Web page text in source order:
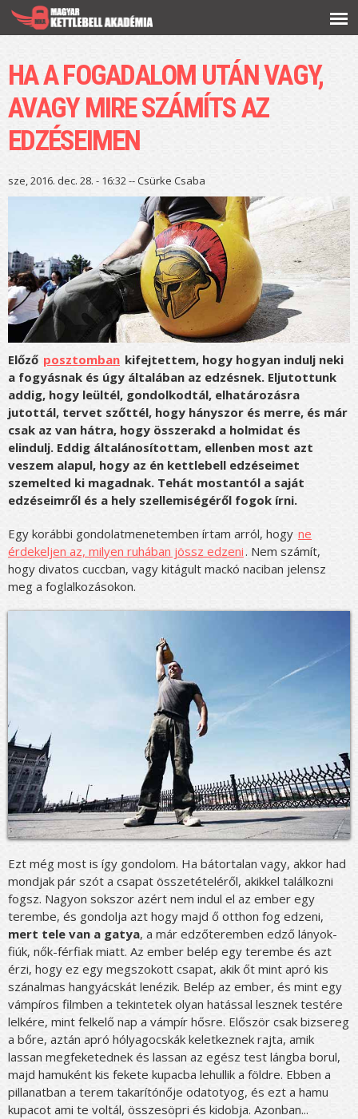
tartalomra
HA A FOGADALOM UTÁN VAGY,
AVAGY MIRE SZÁMÍTS AZ
EDZÉSEIMEN
sze, 2016. dec. 28. - 16:32 -- Csürke Csaba
Előző posztomban kifejtettem, hogy hogyan indulj neki
a fogyásnak és úgy általában az edzésnek. Eljutottunk
addig, hogy leültél, gondolkodtál, elhatározásra
jutottál, tervet szőttél, hogy hányszor és merre, és már
csak az van hátra, hogy összerakd a holmidat és
elindulj. Eddig általánosítottam, ellenben most azt
veszem alapul, hogy az én kettlebell edzéseimet
szemelted ki magadnak. Tehát mostantól a saját
edzéseimről és a hely szellemiségéről fogok írni.
Egy korábbi gondolatmenetemben írtam arról, hogy ne
érdekeljen az, milyen ruhában jössz edzeni . Nem számít,
hogy divatos cuccban, vagy kitágult mackó naciban jelensz
meg a foglalkozásokon.
Ezt még most is így gondolom. Ha bátortalan vagy, akkor had
mondjak pár szót a csapat összetételéről, akikkel találkozni
fogsz. Nagyon sokszor azért nem indul el az ember egy
terembe, és gondolja azt hogy majd ő otthon fog edzeni,
mert tele van a gatya, a már edzőteremben edző lányok-
fiúk, nők-férfiak miatt. Az ember belép egy terembe és azt
érzi, hogy ez egy megszokott csapat, akik őt mint apró kis
szánalmas hangyácskát lenézik. Belép az ember, és mint egy
vámpíros filmben a tekintetek olyan hatással lesznek testére
lelkére, mint felkelő nap a vámpír hősre. Először csak bizsereg
a bőre, aztán apró hólyagocskák keletkeznek rajta, amik
lassan megfeketednek és lassan az egész test lángba borul,
majd hamuként kis fekete kupacba lehullik a földre. Ebben a
pillanatban a terem takarítónője odatotyog, és ezt a hamu
kupacot ami te voltál, összesöpri és kidobja. Azonban...